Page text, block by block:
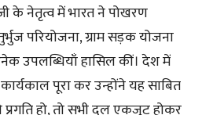
के नेतृत्व में भारत ने पोखरण
परियोजना, ग्राम सड़क योजना
उपलब्धियाँ हासिल कीं। देश में
पूरा कर उन्होंने यह साबित
प्रगति हो, तो सभी दल एकजुट होकर